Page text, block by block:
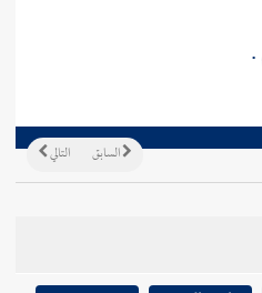
.
التالي السابق